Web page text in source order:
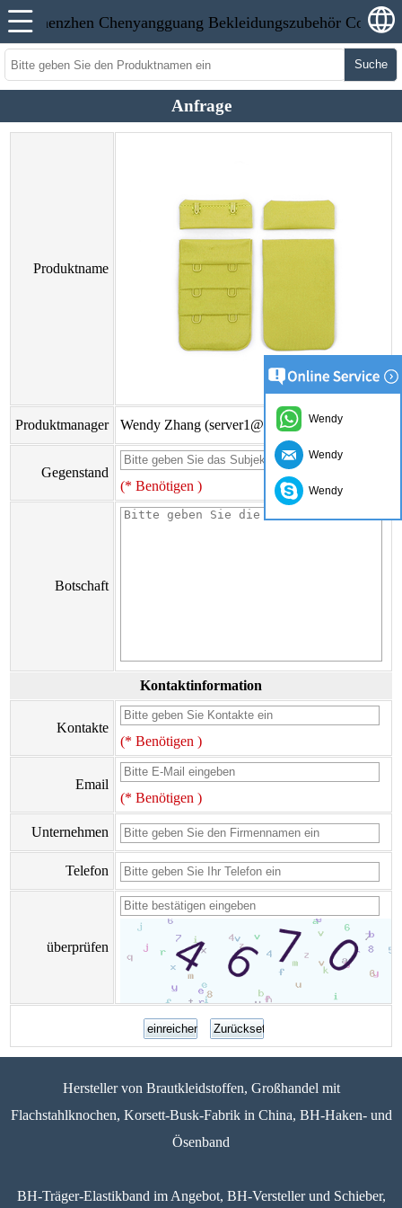
Suche
Anfrage
Produktname
Produktmanager Wendy Zhang (server1@cyangguang.cn)
Gegenstand
(* Benötigen )
Botschaft
Kontaktinformation
Kontakte
(* Benötigen )
Email
(* Benötigen )
Unternehmen
Telefon
überprüfen
Hersteller von Brautkleidstoffen, Großhandel mit
Flachstahlknochen, Korsett-Busk-Fabrik in China, BH-Haken- und
Ösenband
BH-Träger-Elastikband im Angebot, BH-Versteller und Schieber,
Wendy
Wendy
Wendy